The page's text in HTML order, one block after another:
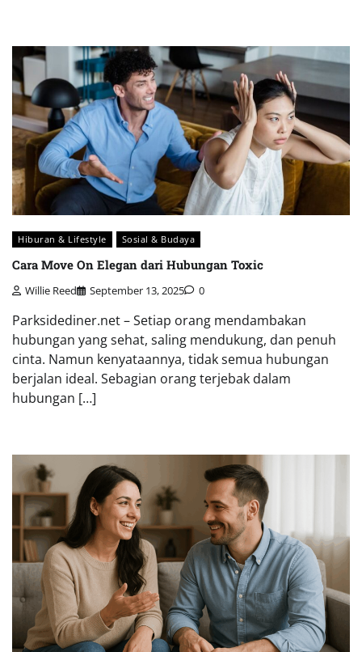
Hiburan & Lifestyle Sosial & Budaya
Cara Move On Elegan dari Hubungan Toxic
Willie Reed September 13, 2025 0
Parksidediner.net – Setiap orang mendambakan
hubungan yang sehat, saling mendukung, dan penuh
cinta. Namun kenyataannya, tidak semua hubungan
berjalan ideal. Sebagian orang terjebak dalam
hubungan […]